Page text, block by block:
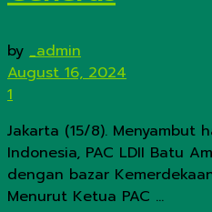
by _admin
August 16, 2024
1
Jakarta (15/8). Menyambut
Indonesia, PAC LDII Batu
dengan bazar
Menurut Ketua PAC ...